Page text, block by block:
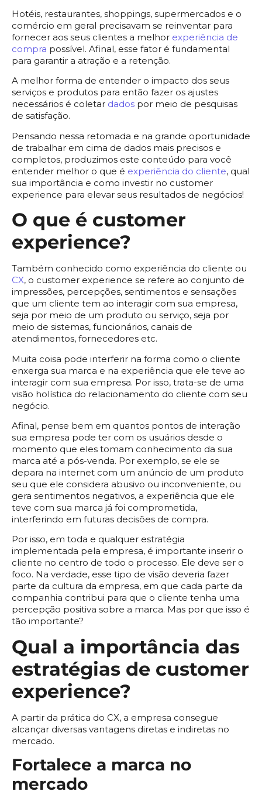
Hotéis, restaurantes, shoppings, supermercados e o
comércio em geral precisavam se reinventar para
fornecer aos seus clientes a melhor experiência de
compra possível. Afinal, esse fator é fundamental
para garantir a atração e a retenção.
A melhor forma de entender o impacto dos seus
serviços e produtos para então fazer os ajustes
necessários é coletar dados por meio de pesquisas
de satisfação.
Pensando nessa retomada e na grande oportunidade
de trabalhar em cima de dados mais precisos e
completos, produzimos este conteúdo para você
entender melhor o que é experiência do cliente, qual
sua importância e como investir no customer
experience para elevar seus resultados de negócios!
O que é customer
experience?
Também conhecido como experiência do cliente ou
CX, o customer experience se refere ao conjunto de
impressões, percepções, sentimentos e sensações
que um cliente tem ao interagir com sua empresa,
seja por meio de um produto ou serviço, seja por
meio de sistemas, funcionários, canais de
atendimentos, fornecedores etc.
Muita coisa pode interferir na forma como o cliente
enxerga sua marca e na experiência que ele teve ao
interagir com sua empresa. Por isso, trata-se de uma
visão holística do relacionamento do cliente com seu
negócio.
Afinal, pense bem em quantos pontos de interação
sua empresa pode ter com os usuários desde o
momento que eles tomam conhecimento da sua
marca até a pós-venda. Por exemplo, se ele se
depara na internet com um anúncio de um produto
seu que ele considera abusivo ou inconveniente, ou
gera sentimentos negativos, a experiência que ele
teve com sua marca já foi comprometida,
interferindo em futuras decisões de compra.
Por isso, em toda e qualquer estratégia
implementada pela empresa, é importante inserir o
cliente no centro de todo o processo. Ele deve ser o
foco. Na verdade, esse tipo de visão deveria fazer
parte da cultura da empresa, em que cada parte da
companhia contribui para que o cliente tenha uma
percepção positiva sobre a marca. Mas por que isso é
tão importante?
Qual a importância das
estratégias de customer
experience?
A partir da prática do CX, a empresa consegue
alcançar diversas vantagens diretas e indiretas no
mercado.
Fortalece a marca no
mercado